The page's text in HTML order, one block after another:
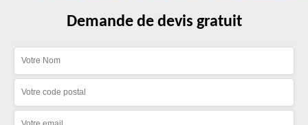
Demande de devis gratuit